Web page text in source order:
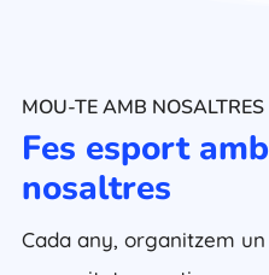
MOU-TE AMB NOSALTRES
Fes esport
nosaltres
Cada any, organitzem